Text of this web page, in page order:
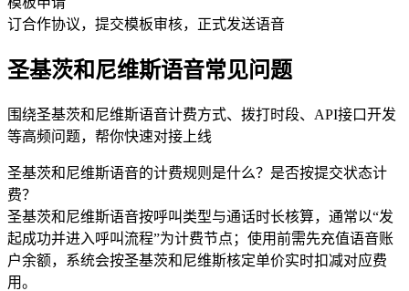
订合作协议，提交模板审核，正式发送语音
圣基茨和尼维斯语音常见问题
围绕圣基茨和尼维斯语音计费方式、拨打时段、API接口开发
等高频问题，帮你快速对接上线
圣基茨和尼维斯语音的计费规则是什么？是否按提交状态计
费？
圣基茨和尼维斯语音按呼叫类型与通话时长核算，通常以“发
起成功并进入呼叫流程”为计费节点；使用前需先充值语音账
户余额，系统会按圣基茨和尼维斯核定单价实时扣减对应费
用。